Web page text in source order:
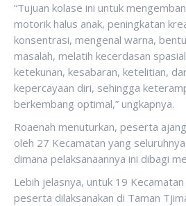
“Tujuan kolase ini untuk
motorik halus anak, peningkatan
konsentrasi, mengenal warna,
masalah, melatih kecerdasan
ketekunan, kesabaran, ketelitian,
kepercayaan diri, sehingga
berkembang optimal,” ungkapnya.
Roaenah menuturkan, peserta
oleh 27 Kecamatan yang
dimana pelaksanaannya ini dibagi
Lebih jelasnya, untuk 19
peserta dilaksanakan di Taman